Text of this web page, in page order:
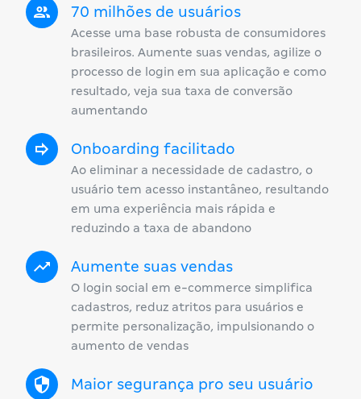
70 milhões de usuários
Acesse uma base robusta de consumidores
brasileiros. Aumente suas vendas, agilize o
processo de login em sua aplicação e como
resultado, veja sua taxa de conversão
aumentando
Onboarding facilitado
Ao eliminar a necessidade de cadastro, o
usuário tem acesso instantâneo, resultando
em uma experiência mais rápida e
reduzindo a taxa de abandono
Aumente suas vendas
O login social em e-commerce simplifica
cadastros, reduz atritos para usuários e
permite personalização, impulsionando o
aumento de vendas
Maior segurança pro seu usuário